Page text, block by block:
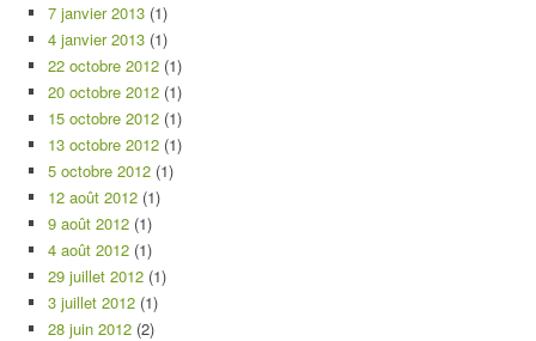
7 janvier 2013 (1)
4 janvier 2013 (1)
22 octobre 2012 (1)
20 octobre 2012 (1)
15 octobre 2012 (1)
13 octobre 2012 (1)
5 octobre 2012 (1)
12 août 2012 (1)
9 août 2012 (1)
4 août 2012 (1)
29 juillet 2012 (1)
3 juillet 2012 (1)
28 juin 2012 (2)